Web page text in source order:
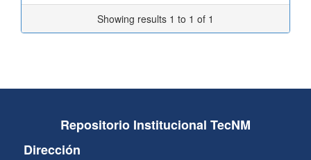
Showing results 1 to 1 of 1
Repositorio Institucional TecNM
Dirección